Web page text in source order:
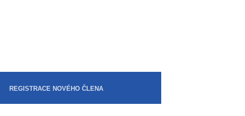
REGISTRACE NOVÉHO ČLENA